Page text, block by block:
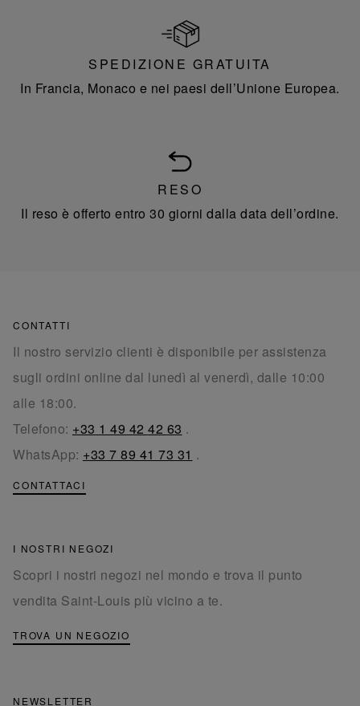
SPEDIZIONE GRATUITA
In Francia, Monaco e nei paesi dell’Unione Europea.
RESO
Il reso è offerto entro 30 giorni dalla data dell’ordine.
CONTATTI
Il nostro servizio clienti è disponibile per assistenza
sugli ordini online dal lunedì al venerdì, dalle 10:00
alle 18:00.
Telefono: +33 1 49 42 42 63 .
WhatsApp: +33 7 89 41 73 31 .
CONTATTACI
I NOSTRI NEGOZI
Scopri i nostri negozi nel mondo e trova il punto
vendita Saint-Louis più vicino a te.
TROVA UN NEGOZIO
NEWSLETTER